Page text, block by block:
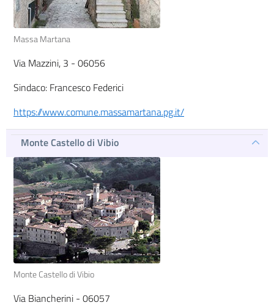
Massa Martana
Via Mazzini, 3 - 06056
Sindaco: Francesco Federici
https://www.comune.massamartana.pg.it/
Monte Castello di Vibio
Monte Castello di Vibio
Via Biancherini - 06057